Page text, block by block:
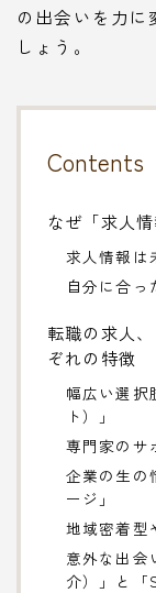
の出会いを力に
しょう。
Contents
なぜ「求人
求人情報は
自分に合
転職の求人
ぞれの特徴
幅広い選択
ト）」
専門家のサ
企業の生の
ージ」
地域密着型
意外な出会
介）」と「